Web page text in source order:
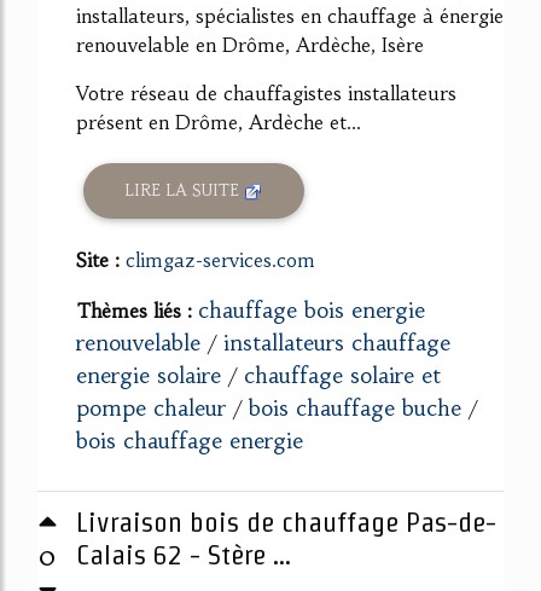
installateurs, spécialistes en chauffage à énergie
renouvelable en Drôme, Ardèche, Isère
Votre réseau de chauffagistes installateurs
présent en Drôme, Ardèche et...
LIRE LA SUITE
Site : climgaz-services.com
Thèmes liés : chauffage bois energie
renouvelable / installateurs chauffage
energie solaire / chauffage solaire et
pompe chaleur / bois chauffage buche /
bois chauffage energie
0
Livraison bois de chauffage Pas-de-
Calais 62 - Stère ...